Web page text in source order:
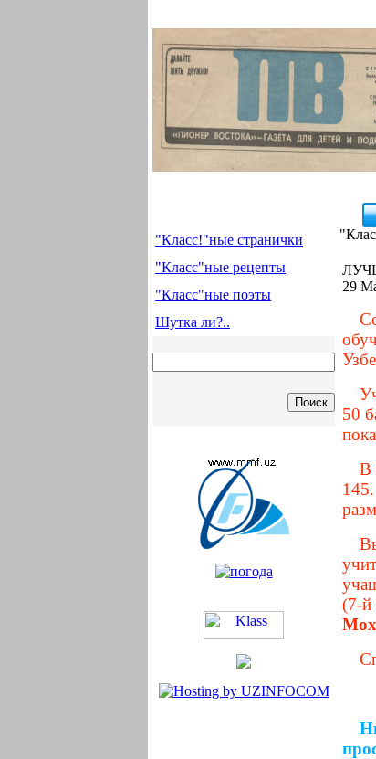
"Класс!"ные странички
"Класс"ные рецепты
"Класс"ные поэты
Шутка ли?..
29
50
В
(7-й